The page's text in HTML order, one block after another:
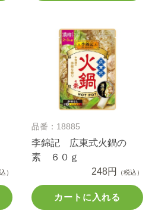
）
品番：18885
李錦記 広東式火鍋の
素 ６０ｇ
248円
（税込）
カートに入れる